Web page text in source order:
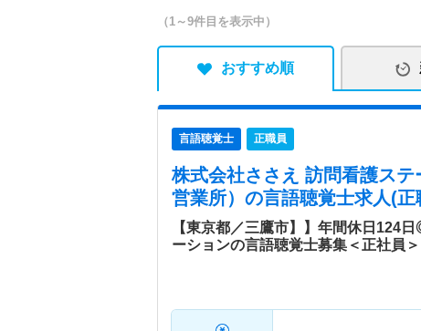
（1～9件目を表示中）
おすすめ順
言語聴覚士 正職員
株式会社ささえ 訪問看護ス
営業所） の言語聴覚士求人(正
【東京都／三鷹市】】年間休日124
ーションの言語聴覚士募集＜正社員＞